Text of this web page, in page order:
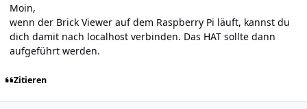
Moin,
wenn der Brick Viewer auf dem Raspberry Pi läuft, kannst du
dich damit nach localhost verbinden. Das HAT sollte dann
aufgeführt werden.
Zitieren